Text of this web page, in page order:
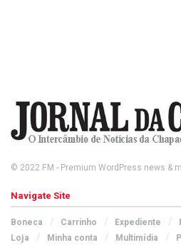
© 2022 FM - Premium WordPress news &
Navigate Site
Boneca Carrinho Expediente
Loja
Minha conta Multimídia